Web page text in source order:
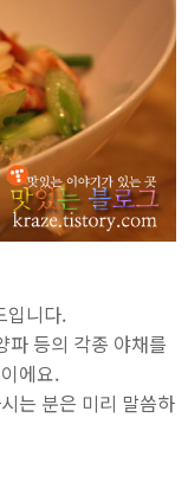
입니다.
파 등의 각종 야채를
에요.
는 분은 미리 말씀하